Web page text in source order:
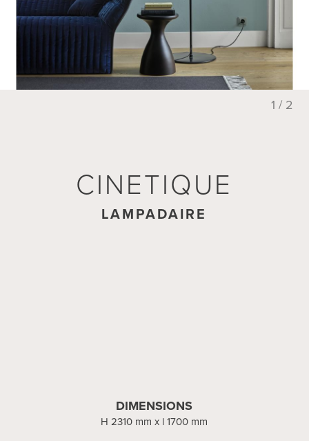
1 / 2
CINETIQUE
LAMPADAIRE
DIMENSIONS
H 2310 mm x l 1700 mm